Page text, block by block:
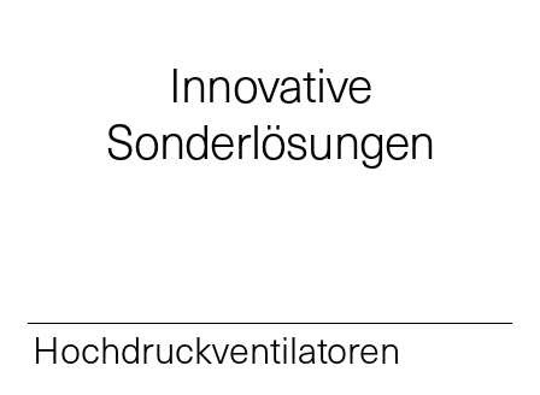
Innovative
Sonderlösungen
Hochdruckventilatoren